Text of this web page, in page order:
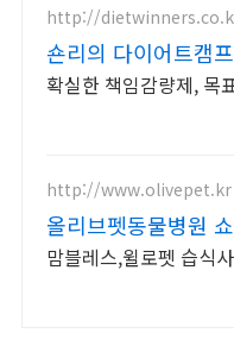
http://
숀리의 다이어트캠
확실한 책임감량제, 목
http://www.olivepet.kr
올리브펫동물병원
맘블레스,윌로펫 습식